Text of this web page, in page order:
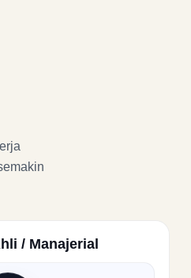
/ Manajerial